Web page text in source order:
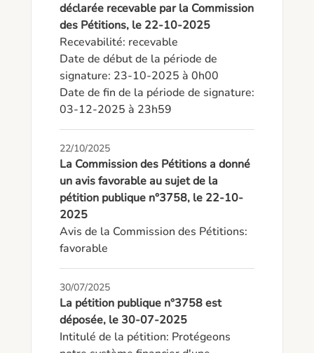
déclarée recevable par la Commission
des Pétitions, le 22-10-2025
Recevabilité: recevable
Date de début de la période de
signature: 23-10-2025 à 0h00
Date de fin de la période de signature:
03-12-2025 à 23h59
22/10/2025
La Commission des Pétitions a donné
un avis favorable au sujet de la
pétition publique n°3758, le 22-10-
2025
Avis de la Commission des Pétitions:
favorable
30/07/2025
La pétition publique n°3758 est
déposée, le 30-07-2025
Intitulé de la pétition: Protégeons